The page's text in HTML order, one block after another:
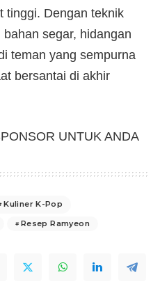
tinggi. Dengan teknik
segar, hidangan
teman yang sempurna
bersantai di akhir
UNTUK ANDA
Kuliner K-Pop
Resep Ramyeon